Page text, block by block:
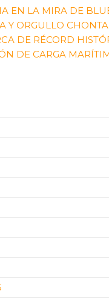
EN LA MIRA DE
Y ORGULLO
DE RÉCORD
DE CARGA